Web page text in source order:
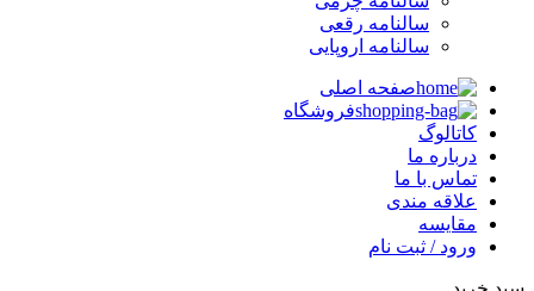
سالنامه رقعی
سالنامه اروپایی
صفحه اصلی
فروشگاه
کاتالوگ
درباره ما
تماس با ما
علاقه مندی
مقایسه
ورود / ثبت نام